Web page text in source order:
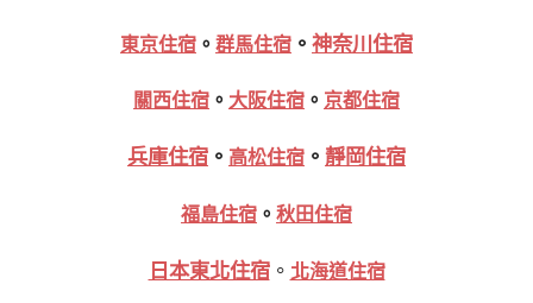
東京住宿 。 群馬住宿 。 神奈川住宿
關西住宿 。 大阪住宿 。 京都住宿
兵庫住宿 。 高松住宿 。 靜岡住宿
福島住宿 。 秋田住宿
日本東北住宿。 北海道住宿